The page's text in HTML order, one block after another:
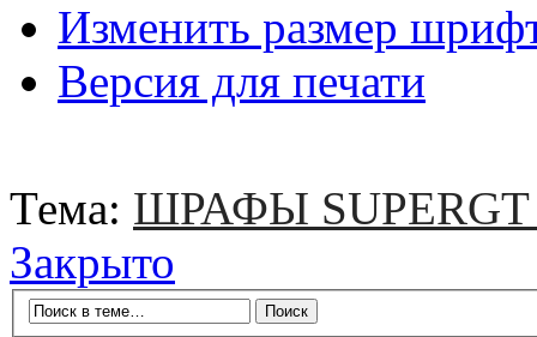
Изменить размер
Версия для печати
Тема: ШРАФЫ SUPERGT
Закрыто